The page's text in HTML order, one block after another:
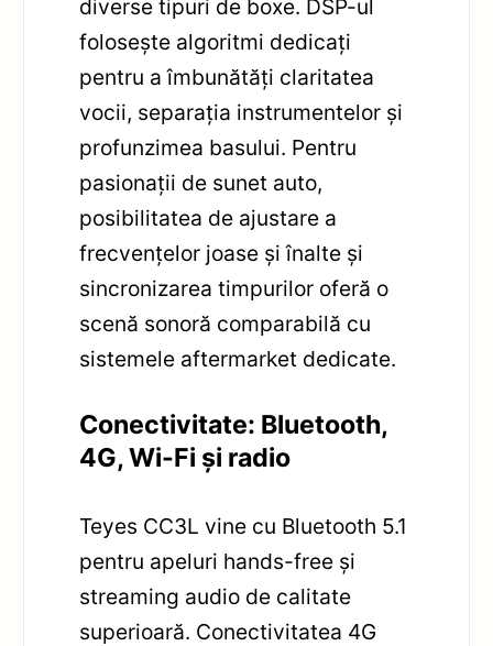
diverse tipuri de boxe. DSP-ul
folosește algoritmi dedicați
pentru a îmbunătăți claritatea
vocii, separația instrumentelor și
profunzimea basului. Pentru
pasionații de sunet auto,
posibilitatea de ajustare a
frecvențelor joase și înalte și
sincronizarea timpurilor oferă o
scenă sonoră comparabilă cu
sistemele aftermarket dedicate.
Conectivitate: Bluetooth,
4G, Wi-Fi și radio
Teyes CC3L vine cu Bluetooth 5.1
pentru apeluri hands-free și
streaming audio de calitate
superioară. Conectivitatea 4G